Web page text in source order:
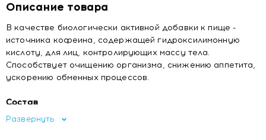
Описание товара
В качестве биологически активной добавки к пище -
источника кофеина, содержащей гидроксилимонную
кислоту, для лиц, контролирующих массу тела.
Способствует очищению организма, снижению аппетита,
ускорению обменных процессов.
Состав
Кофе, экстракт гарцинии, экстракт хвоща, экстракт
Развернуть